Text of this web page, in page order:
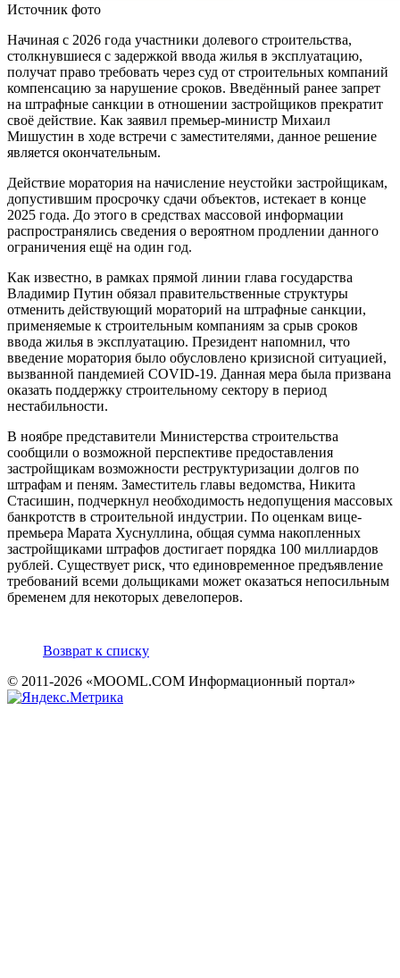
Источник фото
Начиная с 2026 года участники долевого строительства,
столкнувшиеся с задержкой ввода жилья в эксплуатацию,
получат право требовать через суд от строительных компаний
компенсацию за нарушение сроков. Введённый ранее запрет
на штрафные санкции в отношении застройщиков прекратит
своё действие. Как заявил премьер-министр Михаил
Мишустин в ходе встречи с заместителями, данное решение
является окончательным.
Действие моратория на начисление неустойки застройщикам,
допустившим просрочку сдачи объектов, истекает в конце
2025 года. До этого в средствах массовой информации
распространялись сведения о вероятном продлении данного
ограничения ещё на один год.
Как известно, в рамках прямой линии глава государства
Владимир Путин обязал правительственные структуры
отменить действующий мораторий на штрафные санкции,
применяемые к строительным компаниям за срыв сроков
ввода жилья в эксплуатацию. Президент напомнил, что
введение моратория было обусловлено кризисной ситуацией,
вызванной пандемией COVID-19. Данная мера была призвана
оказать поддержку строительному сектору в период
нестабильности.
В ноябре представители Министерства строительства
сообщили о возможной перспективе предоставления
застройщикам возможности реструктуризации долгов по
штрафам и пеням. Заместитель главы ведомства, Никита
Стасишин, подчеркнул необходимость недопущения массовых
банкротств в строительной индустрии. По оценкам вице-
премьера Марата Хуснуллина, общая сумма накопленных
застройщиками штрафов достигает порядка 100 миллиардов
рублей. Существует риск, что единовременное предъявление
требований всеми дольщиками может оказаться непосильным
бременем для некоторых девелоперов.
Возврат к списку
© 2011-2026 «MOOML.COM Информационный портал»